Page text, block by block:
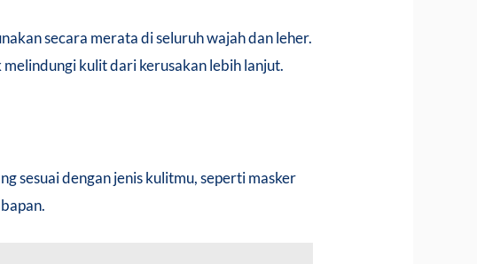
secara merata di seluruh wajah dan leher.
kulit dari kerusakan lebih lanjut.
sesuai dengan jenis kulitmu, seperti masker